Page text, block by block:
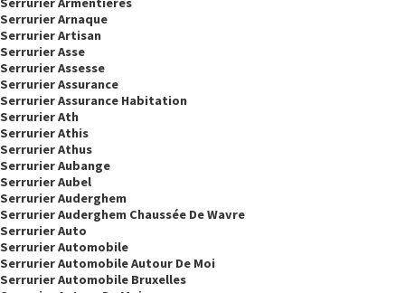
Serrurier Arnaque
Serrurier Artisan
Serrurier Asse
Serrurier Assesse
Serrurier Assurance
Serrurier Assurance Habitation
Serrurier Ath
Serrurier Athis
Serrurier Athus
Serrurier Aubange
Serrurier Aubel
Serrurier Auderghem
Serrurier Auderghem Chaussée De Wavre
Serrurier Auto
Serrurier Automobile
Serrurier Automobile Autour De Moi
Serrurier Automobile Bruxelles